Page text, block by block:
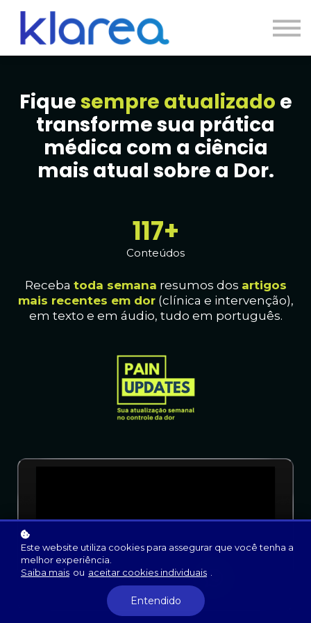
Contato
Cursos
Entrar
Fiquesempre atualizado e
transforme sua prática
médica com a ciência
mais atual sobre a Dor.
119+
Conteúdos
Receba toda semana resumos dos artigos
mais recentes em dor(clínica e intervenção),
em texto e em áudio, tudo em português.
Este website utiliza cookies para assegurar que você tenha a
melhor experiência.
Saiba mais ou aceitar cookies individuais
Entendido